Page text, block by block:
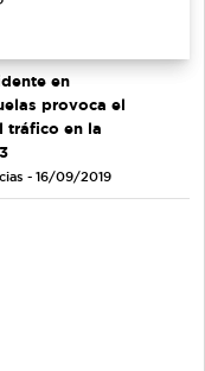
en
provoca el
tráfico en la
- 16/09/2019